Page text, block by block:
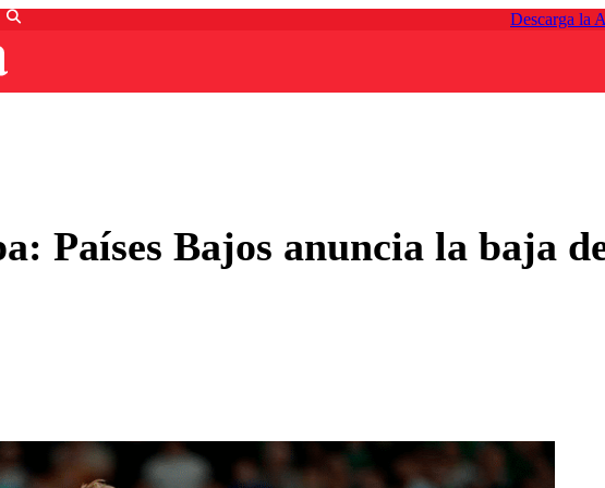
Descarga la
Países Bajos anuncia la baja